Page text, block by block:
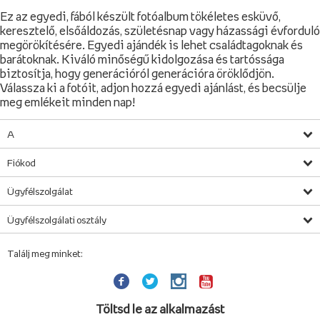
Ez az egyedi, fából készült fotóalbum tökéletes esküvő,
keresztelő, elsőáldozás, születésnap vagy házassági évforduló
megörökítésére. Egyedi ajándék is lehet családtagoknak és
barátoknak. Kiváló minőségű kidolgozása és tartóssága
biztosítja, hogy generációról generációra öröklődjön.
Válassza ki a fotóit, adjon hozzá egyedi ajánlást, és becsülje
meg emlékeit minden nap!
A
Fiókod
Ügyfélszolgálat
Ügyfélszolgálati osztály
Találj meg minket:
Töltsd le az alkalmazást